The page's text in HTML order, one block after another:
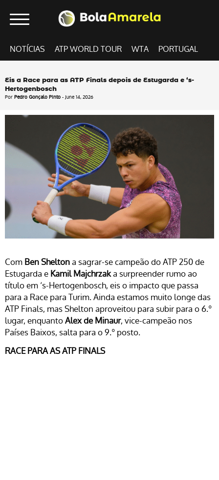
NOTÍCIAS ATP WORLD TOUR WTA PORTUGAL
Eis a Race para as ATP Finals depois de Estugarda e ‘s-
Hertogenbosch
Por Pedro Gonçalo Pinto - June 14, 2026
Com Ben Sheltona sagrar-se campeão do ATP 250 de
Estugarda e Kamil Majchrzaka surpreender rumo ao
título em ‘s-Hertogenbosch, eis o impacto que passa
para a Race para Turim. Ainda estamos muito longe das
ATP Finals, mas Shelton aproveitou para subir para o 6.º
lugar, enquantoAlex de Minaur, vice-campeão nos
Países Baixos, salta para o 9.º posto.
RACE PARA AS ATP FINALS